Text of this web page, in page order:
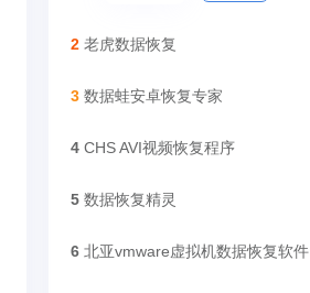
2 老虎数据恢复
3 数据蛙安卓恢复专家
4 CHS AVI视频恢复程序
5 数据恢复精灵
6 北亚vmware虚拟机数据恢复软件